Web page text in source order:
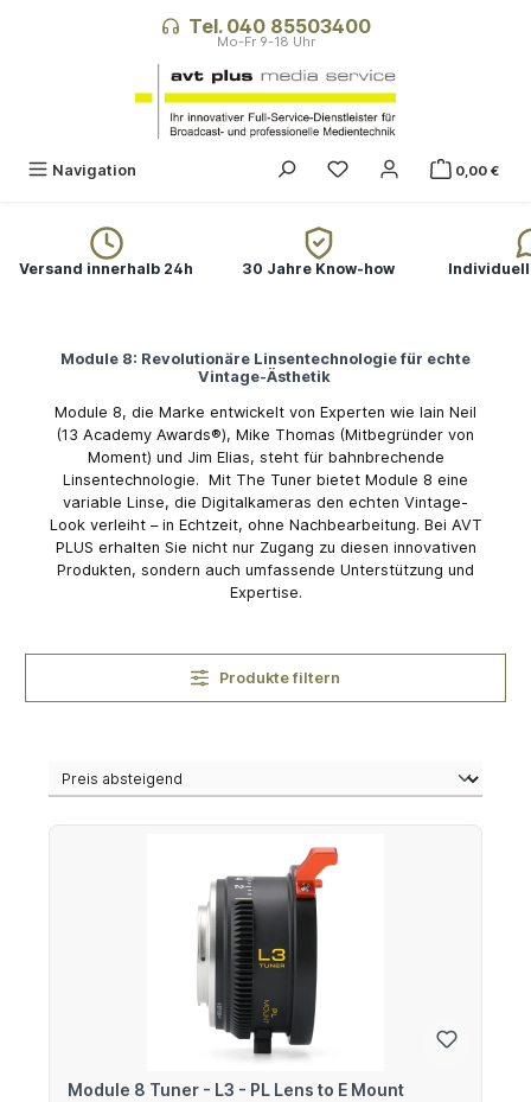
Tel. 040 85503400
Navigation Du hast 0 Produkte auf
0,00 €
Versand innerhalb 24h 30 Jahre Know-how
Module 8: Revolutionäre Linsentechnologie für echte
Vintage-Ästhetik
Module 8, die Marke entwickelt von Experten wie Iain Neil
(13 Academy Awards®), Mike Thomas (Mitbegründer von
Moment) und Jim Elias, steht für bahnbrechende
Linsentechnologie. Mit The Tuner bietet Module 8 eine
variable Linse, die Digitalkameras den echten Vintage-
Look verleiht – in Echtzeit, ohne Nachbearbeitung. Bei AVT
PLUS erhalten Sie nicht nur Zugang zu diesen innovativen
Produkten, sondern auch umfassende Unterstützung und
Expertise.
Produkte filtern
Module 8 Tuner - L3 - PL Lens to E Mount